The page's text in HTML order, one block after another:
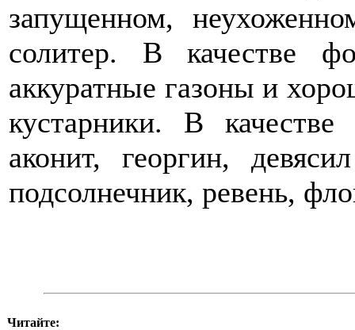
запущенном,
солитер. В качестве
аккуратные газоны и
кустарники. В
аконит, георгин,
подсолнечник, ревень,
Читайте: